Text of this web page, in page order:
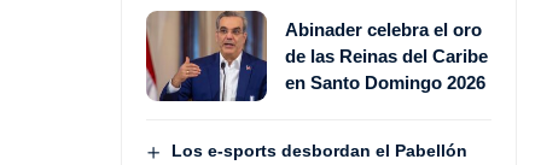
Abinader celebra el oro
de las Reinas del Caribe
en Santo Domingo 2026
Los e-sports desbordan el Pabellón